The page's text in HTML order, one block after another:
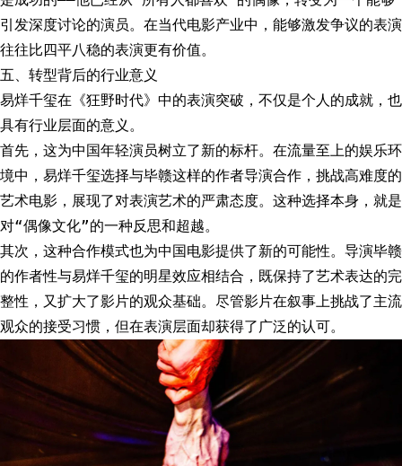
引发深度讨论的演员。在当代电影产业中，能够激发争议的表演
往往比四平八稳的表演更有价值。
五、转型背后的行业意义
易烊千玺在《狂野时代》中的表演突破，不仅是个人的成就，也
具有行业层面的意义。
首先，这为中国年轻演员树立了新的标杆。在流量至上的娱乐环
境中，易烊千玺选择与毕赣这样的作者导演合作，挑战高难度的
艺术电影，展现了对表演艺术的严肃态度。这种选择本身，就是
对“偶像文化”的一种反思和超越。
其次，这种合作模式也为中国电影提供了新的可能性。导演毕赣
的作者性与易烊千玺的明星效应相结合，既保持了艺术表达的完
整性，又扩大了影片的观众基础。尽管影片在叙事上挑战了主流
观众的接受习惯，但在表演层面却获得了广泛的认可。